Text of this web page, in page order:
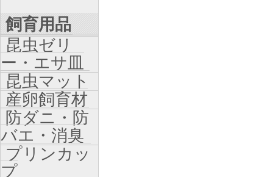
飼育用品
昆虫ゼリ
ー・エサ皿
昆虫マット
産卵飼育材
防ダニ・防
バエ・消臭
プリンカッ
プ